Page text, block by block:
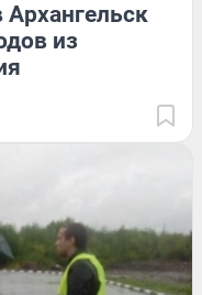
Архангельск
из